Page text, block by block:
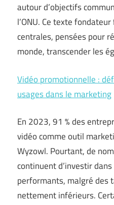
autour d’objectifs
l’ONU. Ce texte
centrales, pensées pour
monde, transcender les
Vidéo promotionnelle :
usages dans le marketing
En 2023, 91 % des
vidéo comme outil
Wyzowl. Pourtant, de
continuent d’investir
performants, malgré des
nettement inférieurs.